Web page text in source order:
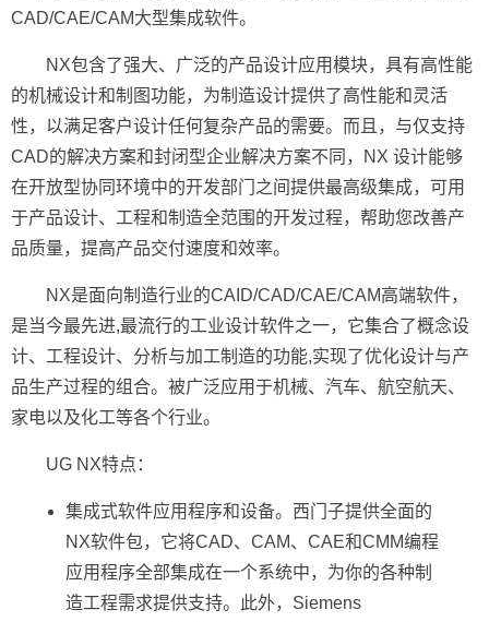
CAD/CAE/CAM大型集成软件。
NX包含了强大、广泛的产品设计应用模块，具有高性能
的机械设计和制图功能，为制造设计提供了高性能和灵活
性，以满足客户设计任何复杂产品的需要。而且，与仅支持
CAD的解决方案和封闭型企业解决方案不同，NX 设计能够
在开放型协同环境中的开发部门之间提供最高级集成，可用
于产品设计、工程和制造全范围的开发过程，帮助您改善产
品质量，提高产品交付速度和效率。
NX是面向制造行业的CAID/CAD/CAE/CAM高端软件，
是当今最先进,最流行的工业设计软件之一，它集合了概念设
计、工程设计、分析与加工制造的功能,实现了优化设计与产
品生产过程的组合。被广泛应用于机械、汽车、航空航天、
家电以及化工等各个行业。
UG NX特点：
集成式软件应用程序和设备。西门子提供全面的
NX软件包，它将CAD、CAM、CAE和CMM编程
应用程序全部集成在一个系统中，为你的各种制
造工程需求提供支持。此外，Siemens